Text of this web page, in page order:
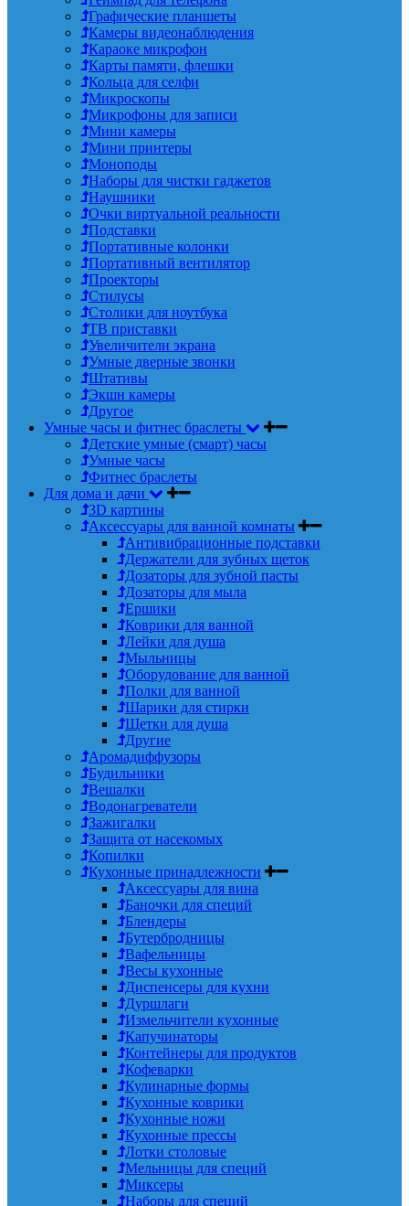
Графические планшеты
Камеры видеонаблюдения
Караоке микрофон
Карты памяти, флешки
Кольца для селфи
Микроскопы
Микрофоны для записи
Мини камеры
Мини принтеры
Моноподы
Наборы для чистки гаджетов
Наушники
Очки виртуальной реальности
Подставки
Портативные колонки
Портативный вентилятор
Проекторы
Стилусы
Столики для ноутбука
ТВ приставки
Увеличители экрана
Умные дверные звонки
Штативы
Экшн камеры
Другое
Умные часы и фитнес браслеты
Детские умные (смарт) часы
Умные часы
Фитнес браслеты
Для дома и дачи
3D картины
Аксессуары для ванной комнаты
Антивибрационные подставки
Держатели для зубных щеток
Дозаторы для зубной пасты
Дозаторы для мыла
Ершики
Коврики для ванной
Лейки для душа
Мыльницы
Оборудование для ванной
Полки для ванной
Шарики для стирки
Щетки для душа
Другие
Аромадиффузоры
Будильники
Вешалки
Водонагреватели
Зажигалки
Защита от насекомых
Копилки
Кухонные принадлежности
Аксессуары для вина
Баночки для специй
Блендеры
Бутербродницы
Вафельницы
Весы кухонные
Диспенсеры для кухни
Дуршлаги
Измельчители кухонные
Капучинаторы
Контейнеры для продуктов
Кофеварки
Кулинарные формы
Кухонные коврики
Кухонные ножи
Кухонные прессы
Лотки столовые
Мельницы для специй
Миксеры
Наборы для специй